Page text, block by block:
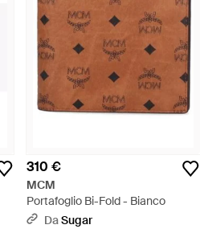
310 €
MCM
Portafoglio Bi-Fold - Bianco
DaSugar